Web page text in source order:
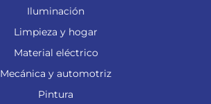
Iluminación
Limpieza y hogar
Material eléctrico
Mecánica y automotriz
Pintura